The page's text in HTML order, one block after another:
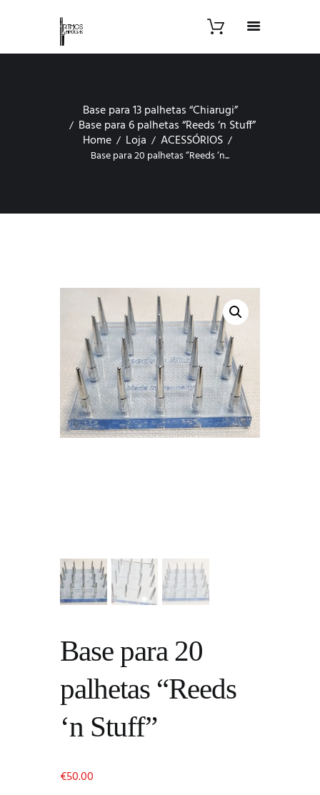
Base para 13 palhetas “Chiarugi”
Base para 6 palhetas “Reeds ‘n Stuff”
Home
Loja ACESSÓRIOS
Base para 20 palhetas “Reeds ‘n...
Base para 20
palhetas “Reeds
‘n Stuff”
€50.00